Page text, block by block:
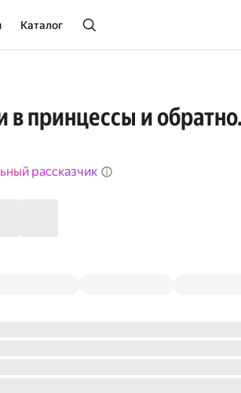
Каталог
принцессы и
рассказчик